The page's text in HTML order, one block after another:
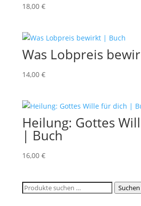
18,00 €
Was Lobpreis
14,00 €
Heilung: Gottes
| Buch
16,00 €
Suchen
Suchen